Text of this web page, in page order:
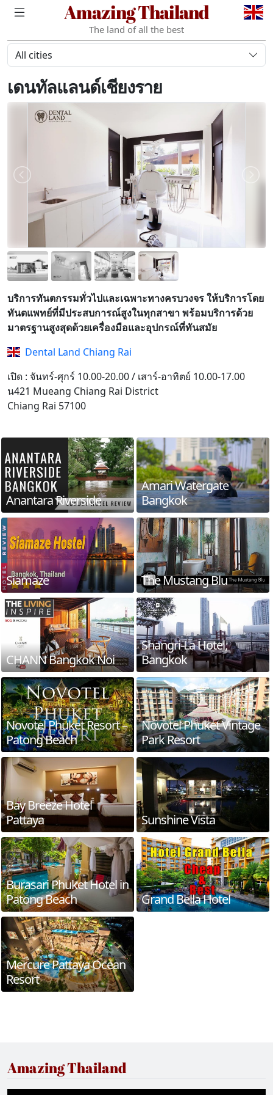
Amazing Thailand
The land of all the best
All cities
เดนทัลแลนด์เชียงราย
บริการทันตกรรมทั่วไปและเฉพาะทางครบวงจร ให้บริการโดย
ทันตแพทย์ที่มีประสบการณ์สูงในทุกสาขา พร้อมบริการด้วย
มาตรฐานสูงสุดด้วยเครื่องมือและอุปกรณ์ที่ทันสมัย
Dental Land Chiang Rai
เปิด : จันทร์-ศุกร์ 10.00-20.00 / เสาร์-อาทิตย์ 10.00-17.00
น421 Mueang Chiang Rai District
Chiang Rai 57100
Anantara Riverside
Amari Watergate
Bangkok
Siamaze The Mustang Blu
CHANN Bangkok Noi
Shangri-La Hotel,
Bangkok
Novotel Phuket Resort –
Patong Beach
Novotel Phuket Vintage
Park Resort
Bay Breeze Hotel
Pattaya
Sunshine Vista
Burasari Phuket Hotel in
Patong Beach
Grand Bella Hotel
Mercure Pattaya Ocean
Resort
Amazing Thailand